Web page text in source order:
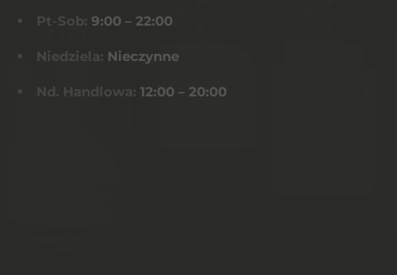
Pt-Sob: 9:00 – 22:00
Niedziela: Nieczynne
Nd. Handlowa: 12:00 – 20:00